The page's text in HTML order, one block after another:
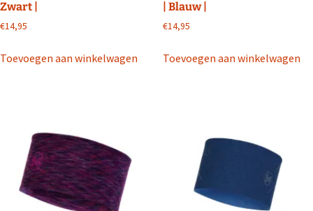
Zwart |
€14,95
Toevoegen aan winkelwagen
| Blauw |
€14,95
Toevoegen aan winkelwagen